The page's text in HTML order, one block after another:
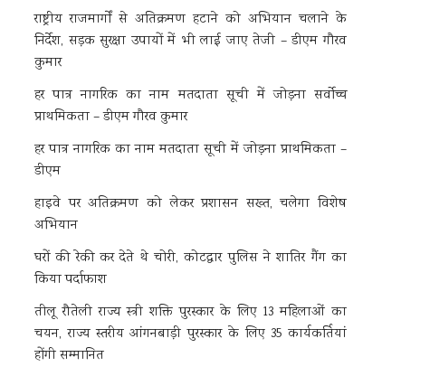
राष्ट्रीय राजमार्गों से अतिक्रमण हटाने को अभियान चलाने के
निर्देश, सड़क सुरक्षा उपायों में भी लाई जाए तेजी – डीएम गौरव
कुमार
हर पात्र नागरिक का नाम मतदाता सूची में जोड़ना सर्वोच्च
प्राथमिकता – डीएम गौरव कुमार
हर पात्र नागरिक का नाम मतदाता सूची में जोड़ना प्राथमिकता –
डीएम
हाइवे पर अतिक्रमण को लेकर प्रशासन सख्त, चलेगा विशेष
अभियान
घरों की रेकी कर देते थे चोरी, कोटद्वार पुलिस ने शातिर गैंग का
किया पर्दाफाश
तीलू रौतेली राज्य स्त्री शक्ति पुरस्कार के लिए 13 महिलाओं का
चयन, राज्य स्तरीय आंगनबाड़ी पुरस्कार के लिए 35 कार्यकर्तियां
होंगी सम्मानित